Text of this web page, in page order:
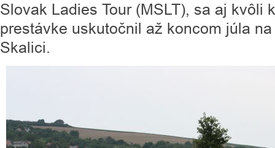
Slovak Ladies Tour (MSLT), sa aj kvôli
prestávke uskutočnil až koncom júla
Skalici.